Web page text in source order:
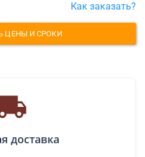
Как заказать?
ЦЕНЫ И СРОКИ
доставка